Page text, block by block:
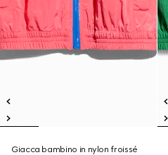
Giacca bambino in nylon froissé